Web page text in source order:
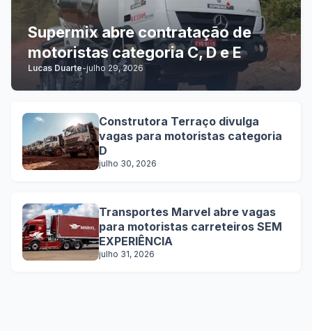
Supermix abre contratação de
motoristas categoria C, D e E
Lucas Duarte-julho 29, 2026
Construtora Terraço divulga
vagas para motoristas categoria
D
julho 30, 2026
Transportes Marvel abre vagas
para motoristas carreteiros SEM
EXPERIÊNCIA
julho 31, 2026